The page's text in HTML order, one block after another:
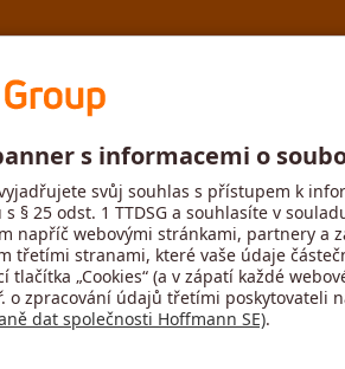
MyToolScout
Krok